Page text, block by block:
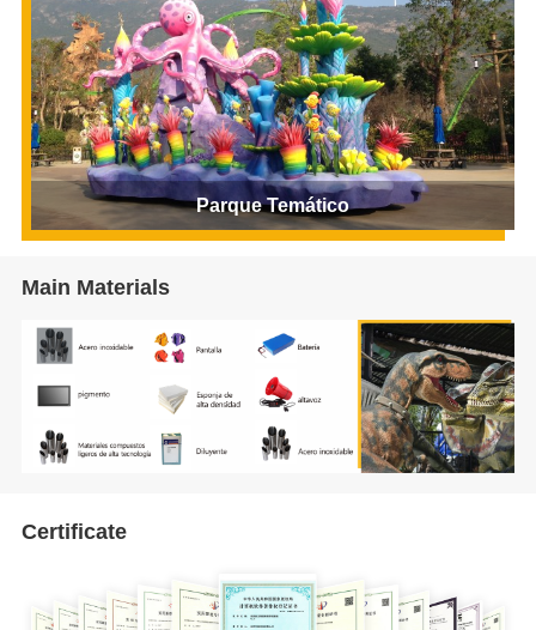
Parque Temático
Main Materials
Certificate